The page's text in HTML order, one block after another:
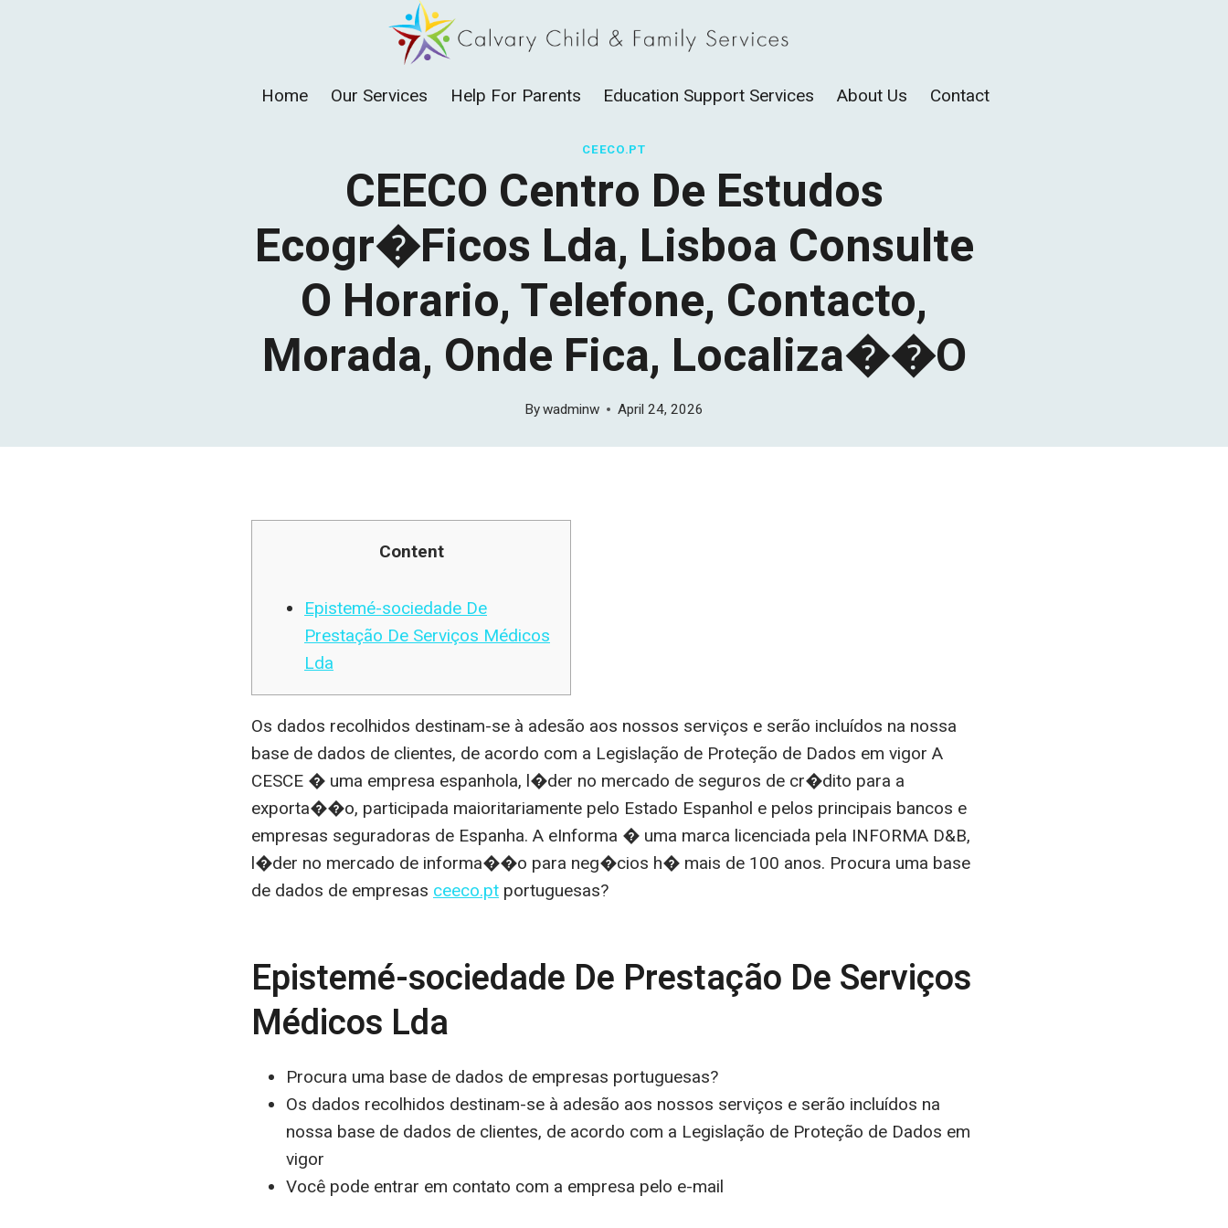
Home Our Services Help For Parents Education Support Services About Us Contact
CEECO.PT
CEECO Centro De Estudos
Ecogr�ficos Lda, Lisboa Consulte
O Horario, Telefone, Contacto,
Morada, Onde Fica, Localiza��o
Bywadminw April 24, 2026
Content
Epistemé-sociedade De
Prestação De Serviços Médicos
Lda
Os dados recolhidos destinam-se à adesão aos nossos serviços e serão incluídos na nossa
base de dados de clientes, de acordo com a Legislação de Proteção de Dados em vigor A
CESCE � uma empresa espanhola, l�der no mercado de seguros de cr�dito para a
exporta��o, participada maioritariamente pelo Estado Espanhol e pelos principais bancos e
empresas seguradoras de Espanha. A eInforma � uma marca licenciada pela INFORMA D&B,
l�der no mercado de informa��o para neg�cios h� mais de 100 anos. Procura uma base
de dados de empresas ceeco.pt portuguesas?
Epistemé-sociedade De Prestação De Serviços
Médicos Lda
Procura uma base de dados de empresas portuguesas?
Os dados recolhidos destinam-se à adesão aos nossos serviços e serão incluídos na
nossa base de dados de clientes, de acordo com a Legislação de Proteção de Dados em
vigor
Você pode entrar em contato com a empresa pelo e-mail